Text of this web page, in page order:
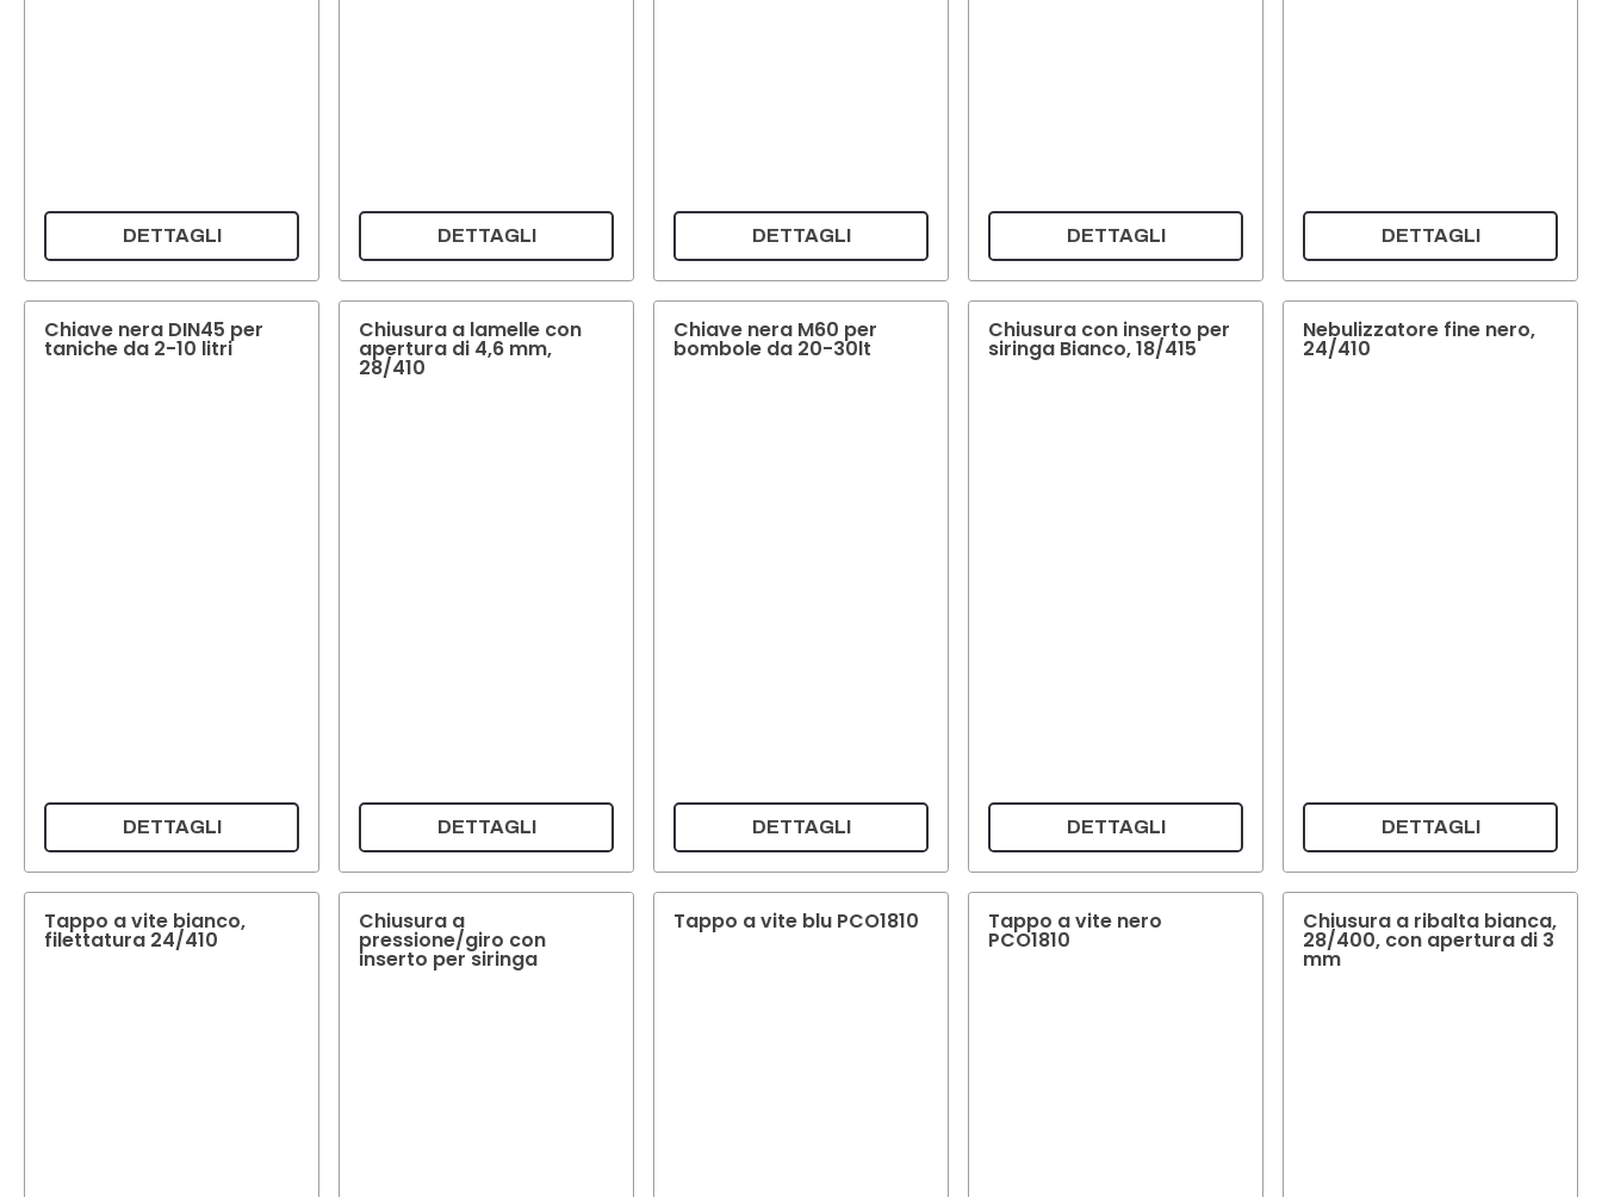
DETTAGLI DETTAGLI DETTAGLI DETTAGLI DETTAGLI
Chiave nera DIN45 per
taniche da 2-10 litri
DETTAGLI
Chiusura a lamelle con
apertura di 4,6 mm,
28/410
DETTAGLI
Chiave nera M60 per
bombole da 20-30lt
DETTAGLI
Chiusura con inserto per
siringa Bianco, 18/415
DETTAGLI
Nebulizzatore fine nero,
24/410
DETTAGLI
Tappo a vite bianco,
filettatura 24/410
Chiusura a
pressione/giro con
inserto per siringa
Tappo a vite blu PCO1810 Tappo a vite nero
PCO1810
Chiusura a ribalta bianca,
28/400, con apertura di 3
mm